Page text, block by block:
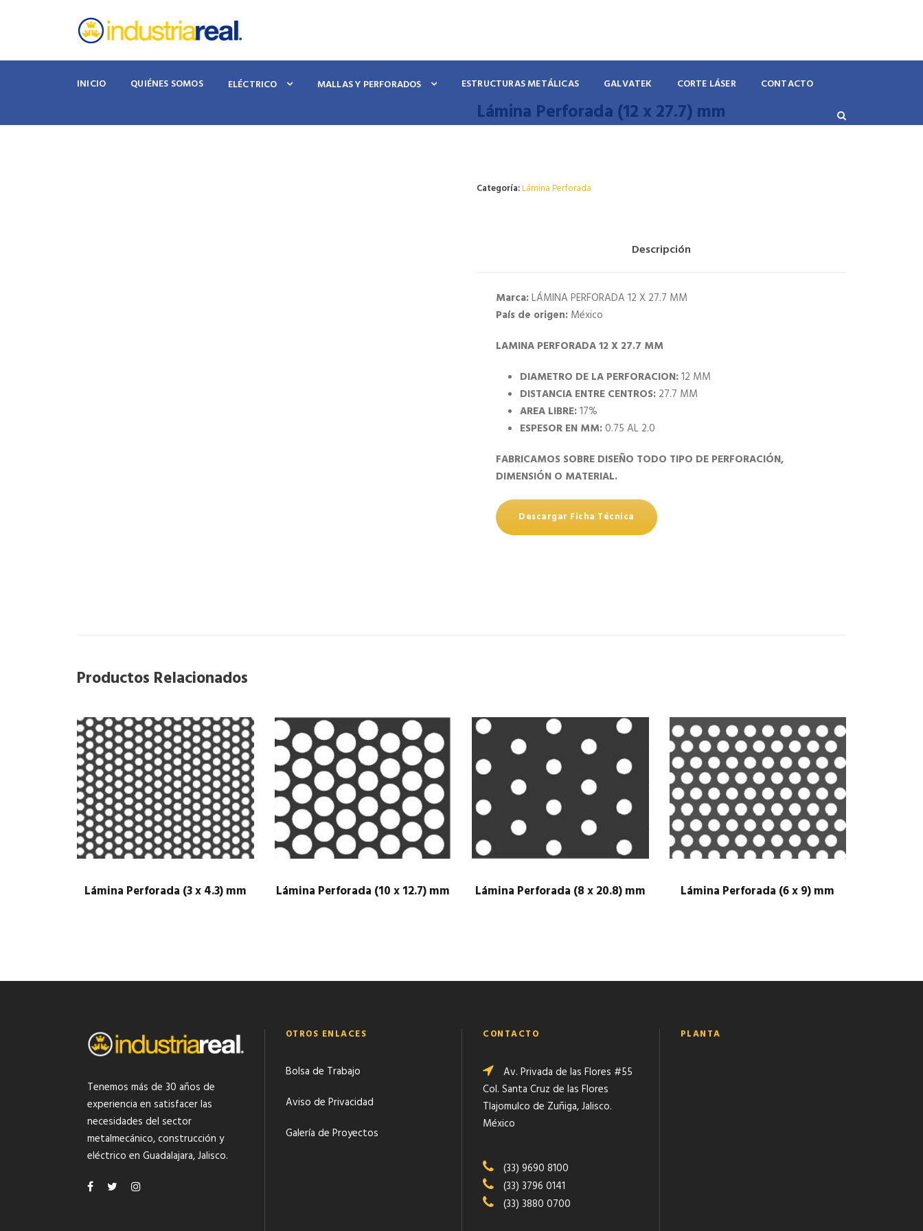
INICIO QUIÉNES SOMOS ELÉCTRICO MALLAS Y PERFORADOS ESTRUCTURAS METÁLICAS GALVATEK CORTE LÁSER CONTACTO
Lámina Perforada (12 x 27.7) mm
Categoría:Lámina Perforada
Descripción
Marca:LÁMINA PERFORADA 12 X 27.7 MM
País de origen: México
LAMINA PERFORADA 12 X 27.7 MM
DIAMETRO DE LA PERFORACION:12 MM
DISTANCIA ENTRE CENTROS: 27.7 MM
AREA LIBRE:17%
ESPESOR EN MM:0.75 AL 2.0
FABRICAMOS SOBRE DISEÑO TODO TIPO DE PERFORACIÓN,
DIMENSIÓN O MATERIAL.
Descargar Ficha Técnica
Productos Relacionados
Lámina Perforada (3 x 4.3) mm Lámina Perforada (10 x 12.7) mm Lámina Perforada (8 x 20.8) mm Lámina Perforada (6 x 9) mm
Tenemos más de 30 años de
experiencia en satisfacer las
necesidades del sector
metalmecánico,construcción y
eléctrico en Guadalajara, Jalisco.
OTROS ENLACES
Bolsa de Trabajo
Aviso de Privacidad
Galería de Proyectos
CONTACTO
Av. Privada de las Flores #55
Col. Santa Cruz de las Flores
Tlajomulco de Zuñiga, Jalisco.
México
(33) 9690 8100
(33) 3796 0141
(33) 3880 0700
PLANTA